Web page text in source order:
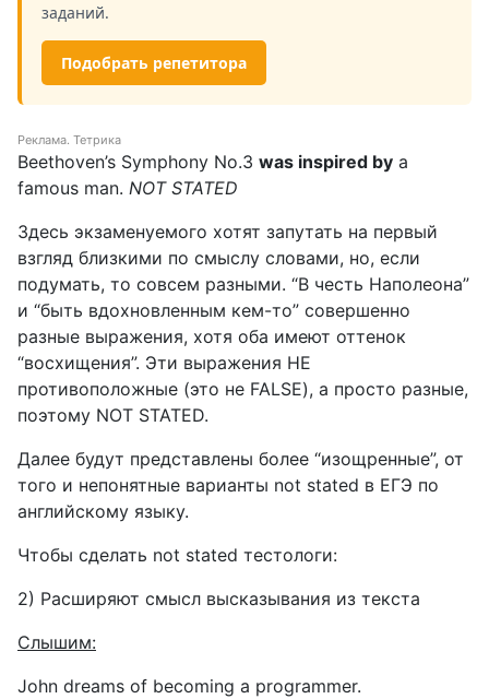
заданий.
Подобрать репетитора
Реклама. Тетрика
Beethoven’s Symphony No.3 was inspired by a
famous man. NOT STATED
Здесь экзаменуемого хотят запутать на первый
взгляд близкими по смыслу словами, но, если
подумать, то совсем разными. “В честь Наполеона”
и “быть вдохновленным кем-то” совершенно
разные выражения, хотя оба имеют оттенок
“восхищения”. Эти выражения НЕ
противоположные (это не FALSE), а просто разные,
поэтому NOT STATED.
Далее будут представлены более “изощренные”, от
того и непонятные варианты not stated в ЕГЭ по
английскому языку.
Чтобы сделать not stated тестологи:
2) Расширяют смысл высказывания из текста
Слышим:
John dreams of becoming a programmer.